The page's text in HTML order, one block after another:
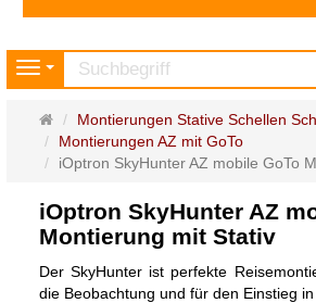
Navigation
Startseite
Montierungen Stative Schellen
Montierungen AZ mit GoTo
iOptron SkyHunter AZ mobile GoTo
iOptron SkyHunter AZ
Montierung mit Stativ
Der SkyHunter ist perfekte
die Beobachtung und für den Einstieg